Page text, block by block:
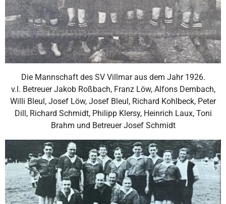
Die Mannschaft des SV Villmar aus dem Jahr 1926.
v.l. Betreuer Jakob Roßbach, Franz Löw, Alfons Dernbach,
Willi Bleul, Josef Löw, Josef Bleul, Richard Kohlbeck, Peter
Dill, Richard Schmidt, Philipp Klersy, Heinrich Laux, Toni
Brahm und Betreuer Josef Schmidt